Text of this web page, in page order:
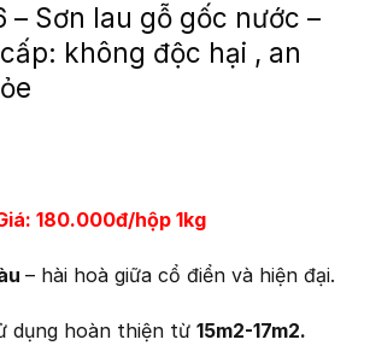
– Sơn lau gỗ gốc nước –
không độc hại , an
180.000đ/hộp 1kg
– hài hoà giữa cổ điển và hiện đại.
dụng hoàn thiện từ 15m2-17m2.